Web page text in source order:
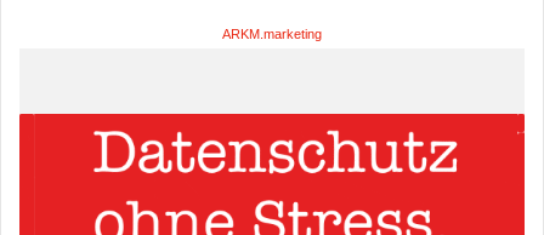
ARKM.marketing